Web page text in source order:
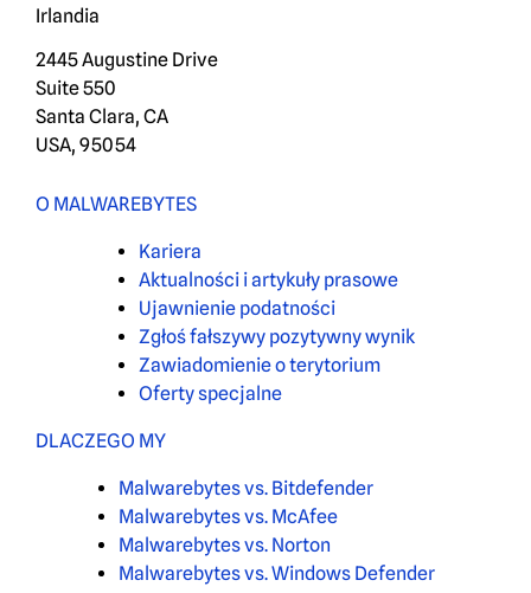
Irlandia
2445 Augustine Drive
Suite 550
Santa Clara, CA
USA, 95054
O MALWAREBYTES
Kariera
Aktualności i artykuły prasowe
Ujawnienie podatności
Zgłoś fałszywy pozytywny wynik
Zawiadomienie o terytorium
Oferty specjalne
DLACZEGO MY
Malwarebytes vs. Bitdefender
Malwarebytes vs. McAfee
Malwarebytes vs. Norton
Malwarebytes vs. Windows Defender